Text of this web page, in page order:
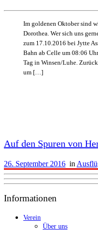
Im goldenen Oktober sind
Dorothea. Wer sich uns
zum 17.10.2016 bei Jytte
Bahn ab Celle um 08:06
Tag in Winsen/Luhe.
um […]
Auf den Spuren von
26. September 2016 in
Informationen
Verein
Über uns